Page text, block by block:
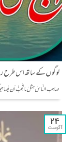
لوگوں کے ساتھ اس طرح
صاحِبِ النّاسَ مِثلَ ما تُحِبُّ أن
24
آگوست